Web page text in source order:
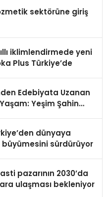
sektörüne giriş
iklimlendirmede yeni
Plus Türkiye’de
Edebiyata Uzanan
Yeşim Şahin
dünyaya
sürdürüyor
pazarının 2030’da
ulaşması bekleniyor